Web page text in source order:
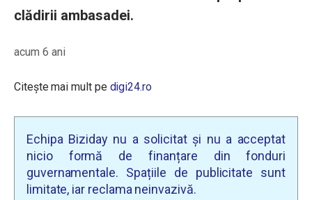
clădirii ambasadei.
acum 6 ani
Citește mai mult pe digi24.ro
Echipa Biziday nu a solicitat și nu a acceptat
nicio formă de finanțare din fonduri
guvernamentale. Spațiile de publicitate sunt
limitate, iar reclama neinvazivă.